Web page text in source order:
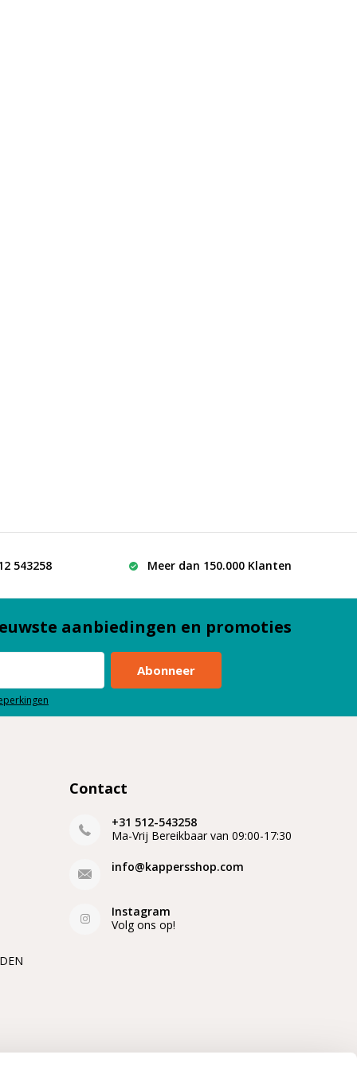
543258 Meer dan 150.000 Klanten
aanbiedingen en promoties
Abonneer
Contact
+31 512-543258
Ma-Vrij Bereikbaar van 09:00-17:30
info@kappersshop.com
Instagram
Volg ons op!